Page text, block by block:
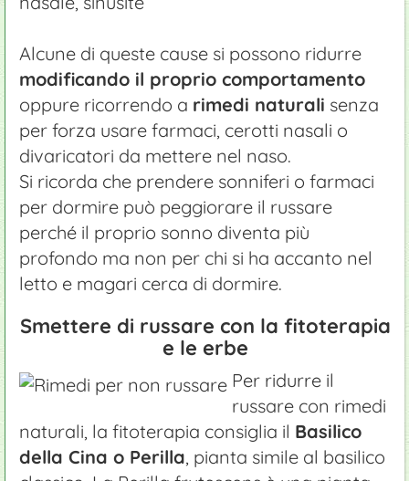
Alcune di queste cause si possono ridurre
modificando il proprio comportamento
oppure ricorrendo a rimedi naturali senza
per forza usare farmaci, cerotti nasali o
divaricatori da mettere nel naso.
Si ricorda che prendere sonniferi o farmaci
per dormire può peggiorare il russare
perché il proprio sonno diventa più
profondo ma non per chi si ha accanto nel
letto e magari cerca di dormire.
Smettere di russare con la fitoterapia
e le erbe
Per ridurre il
russare con rimedi
naturali, la fitoterapia consiglia il Basilico
della Cina o Perilla, pianta simile al basilico